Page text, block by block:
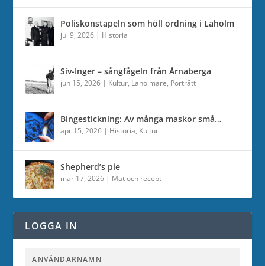
Poliskonstapeln som höll ordning i Laholm
jul 9, 2026 | Historia
Siv-Inger – sångfågeln från Årnaberga
jun 15, 2026 | Kultur, Laholmare, Porträtt
Bingestickning: Av många maskor små…
apr 15, 2026 | Historia, Kultur
Shepherd’s pie
mar 17, 2026 | Mat och recept
LOGGA IN